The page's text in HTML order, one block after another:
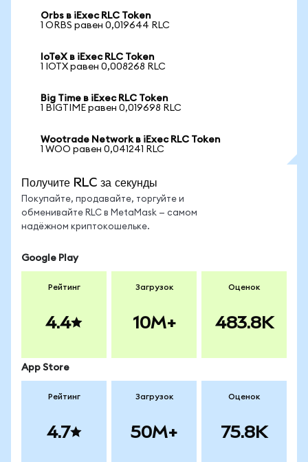
Orbs в iExec RLC Token
1 ORBS равен 0,019644 RLC
IoTeX в iExec RLC Token
1 IOTX равен 0,008268 RLC
Big Time в iExec RLC Token
1 BIGTIME равен 0,019698 RLC
Wootrade Network в iExec RLC Token
1 WOO равен 0,041241 RLC
Получите RLC за секунды
Покупайте, продавайте, торгуйте и
обменивайте RLC в MetaMask — самом
надёжном криптокошельке.
Google Play
Рейтинг
4.4
Загрузок
10M+
Оценок
483.8K
App Store
Рейтинг
4.7
Загрузок
50M+
Оценок
75.8K